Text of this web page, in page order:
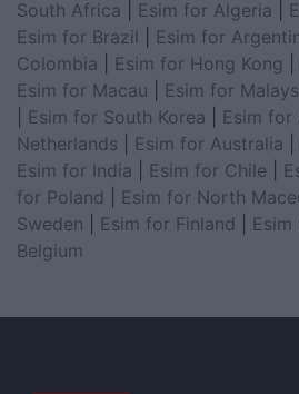
South Africa
Esim for Algeria
Esim for Brazil
Esim for
Colombia
Esim for Hong Kong
Esim for Macau
Esim for
Esim for South Korea Esim for
Netherlands
Esim for Australia
Esim for India
Esim for Chile
for Poland
Esim for North
Sweden
Esim for Finland
Belgium